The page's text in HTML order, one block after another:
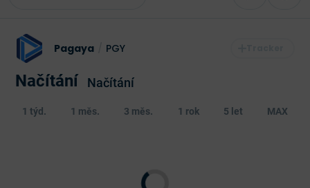
Pagaya PGY
Načítání Načítání
1 týd. 1 měs. 3 měs. 1 rok 5 let MAX